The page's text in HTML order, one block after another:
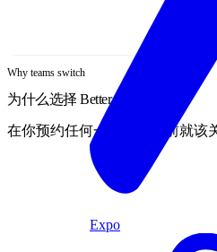
Expo
Why teams switch
为什么选择 Better I18N？
在你预约任何一通电话之前就该